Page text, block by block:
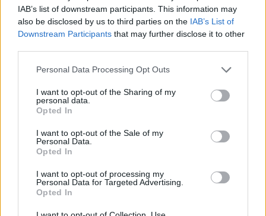
IAB’s list of downstream participants. This information may
also be disclosed by us to third parties on the IAB’s List of
Downstream Participants that may further disclose it to other
Please note that this website/app uses one or more Google
not limited to your visit or usage behaviour. You may click to
grant or deny consent to Google and its third-party tags to
use your data for below specified purposes in below Google
consent section.
Personal Data Processing Opt Outs
I want to opt-out of the Sharing of my
personal data.
Opted In
I want to opt-out of the Sale of my
Personal Data.
Opted In
I want to opt-out of processing my
Personal Data for Targeted Advertising.
Opted In
Gallura, finti clienti svuotano le suite: furto da
50mila nel resort
Meteo Olbia 7 agosto, sole e caldo tornano
protagonisti
Test tunnel Olbia: rampe chiuse ancora fino a
fine agosto
Aggius conquista la classifica delle mete più